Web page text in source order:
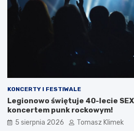
KONCERTY I FESTIWALE
Legionowo świętuje 40-lecie
koncertem punk rockowym!
5 sierpnia 2026 Tomasz Klimek